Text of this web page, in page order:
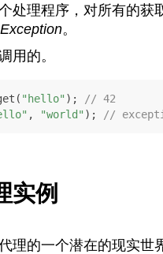
处理程序，对所有的获
。
用的。
"hello" );
// 42
, "world" ); //
实例
理的一个潜在的现实世